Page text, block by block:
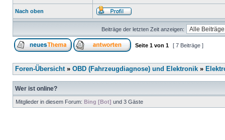
Nach oben
Beiträge der letzten Zeit anzeigen:
Seite 1 von 1 [ 7 Beiträge ]
Foren-Übersicht» OBD (Fahrzeugdiagnose) und Elektronik »
Wer ist online?
Mitglieder in diesem Forum: Bing [Bot] und 3 Gäste